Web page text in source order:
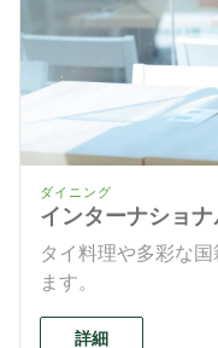
ダイニング
インターナショ
タイ料理や多彩な
ます。
詳細